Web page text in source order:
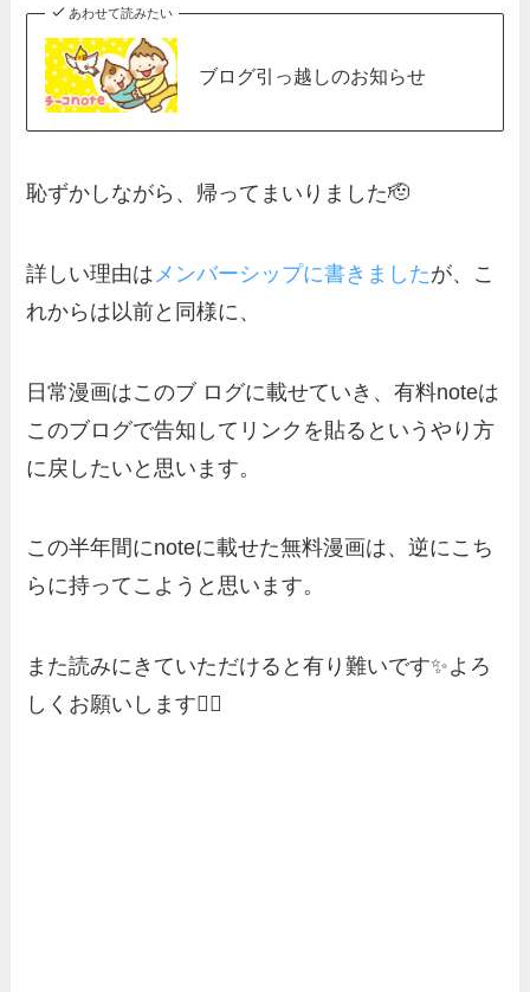
あわせて読みたい
ブログ引っ越しのお知らせ
恥ずかしながら、帰ってまいりました🫡
詳しい理由は メンバーシップに書きましたが、こ
れからは以前と同様に、
日常漫画はこのブ ログに載せていき、有料noteは
このブログで告知してリンクを貼るというやり方
に戻したいと思います。
この半年間にnoteに載せた無料漫画は、逆にこち
らに持ってこようと思います。
また読みにきていただけると有り難いです✨よろ
しくお願いします🙇‍♀️